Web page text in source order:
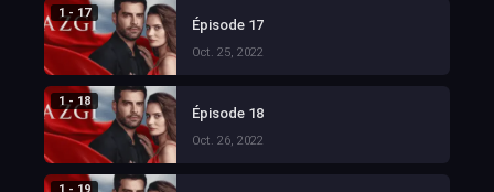
1 - 17
Épisode 17
Oct. 25, 2022
1 - 18
Épisode 18
Oct. 26, 2022